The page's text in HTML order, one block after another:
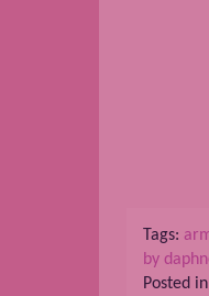
Tags:
by
Posted in